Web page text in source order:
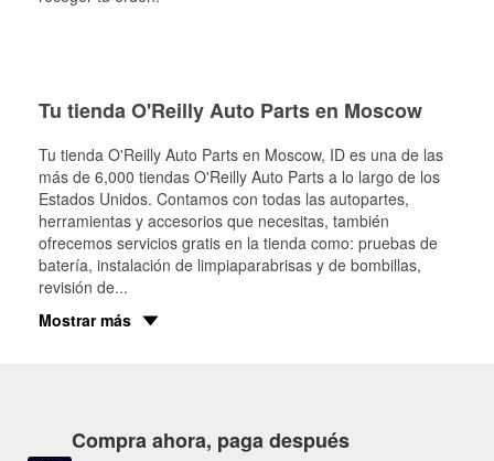
Tu tienda O'Reilly Auto Parts en Moscow
Tu tienda O'Reilly Auto Parts en Moscow, ID es una de las
más de 6,000 tiendas O'Reilly Auto Parts a lo largo de los
Estados Unidos. Contamos con todas las autopartes,
herramientas y accesorios que necesitas, también
ofrecemos servicios gratis en la tienda como: pruebas de
batería, instalación de limpiaparabrisas y de bombillas,
revisión de...
Mostrar más
Compra ahora, paga después